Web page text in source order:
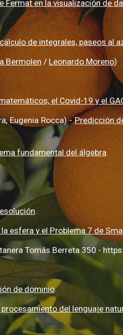
Fermat en la visualización de
de integrales, paseos al
Bermolen / Leonardo Moreno)
el Covid-19 y el
Eugenia Rocca) -Predicción
fundamental del álgebra.
.
esfera y el Problema 7 de
Tomás Berreta 350 -
de dominio.
del lenguaje